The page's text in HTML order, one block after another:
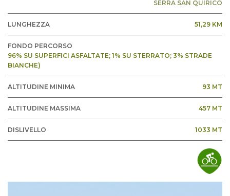
SERRA SAN QUIRICO
LUNGHEZZA 51,29 KM
FONDO PERCORSO
96% SU SUPERFICI ASFALTATE; 1% SU STERRATO; 3% STRADE
BIANCHE)
ALTITUDINE MINIMA 93 MT
ALTITUDINE MASSIMA 457 MT
DISLIVELLO 1033 MT